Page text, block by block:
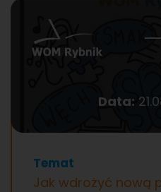
Data:
Temat
Jak wdrożyć nową